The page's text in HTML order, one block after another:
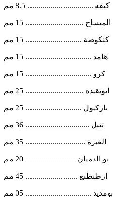
كيفه .................................. 8.5 مم
الميساح .............................. 15 مم
كنكوصة ............................. 15 مم
هامد .................................. 15 مم
كرو .................................. 15 مم
اتويقيده .............................. 25 مم
باركيول ............................. 25 مم
تنبل ................................. 36 مم
الغبرة ............................... 35 مم
بو الدميان .......................... 20 مم
ارظيظيع ........................... 45 مم
بومديد .................................. 05 مم